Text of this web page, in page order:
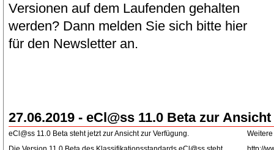
Versionen auf dem Laufenden gehalten
werden? Dann melden Sie sich bitte hier
für den Newsletter an.
27.06.2019 - eCl@ss 11.0 Beta zur
eCl@ss 11.0 Beta steht jetzt zur Ansicht zur Verfügung.